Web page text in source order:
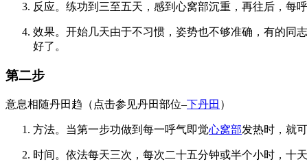
反应。练功到三至五天，感到心窝部沉重，再往后，每
效果。开始几天由于不习惯，姿势也不够准确，有的同
好了。
第二步
意息相随丹田趋（点击参见丹田部位–下丹田 ）
方法。当第一步功做到每一呼气即觉心窝部发热时，就
时间。依法每天三次，每次二十五分钟或半个小时，十